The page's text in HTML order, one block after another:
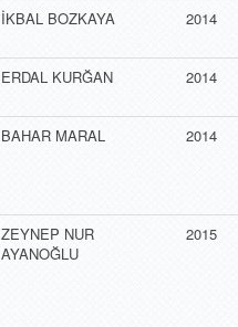
İKBAL BOZKAYA 2014
ERDAL KURĞAN 2014
BAHAR MARAL 2014
ZEYNEP NUR
AYANOĞLU
2015